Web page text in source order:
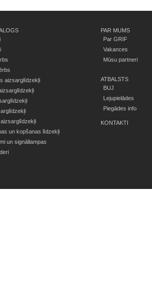
aizsarglīdzekļi
un kopšanas līdzekļi
un signāllampas
PAR MUMS
Par GRIF
Vakances
Mūsu partneri
ATBALSTS
BUJ
Lejupielādes
Piegādes info
KONTAKTI